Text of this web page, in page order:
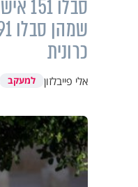
כרונית
אלי פייבלזון למעקב